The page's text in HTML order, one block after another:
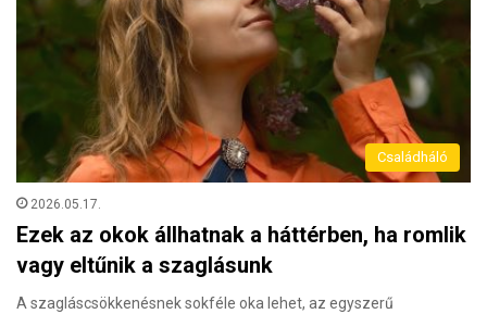
Családháló
2026.05.17.
Ezek az okok állhatnak a háttérben, ha romlik
vagy eltűnik a szaglásunk
A szagláscsökkenésnek sokféle oka lehet, az egyszerű